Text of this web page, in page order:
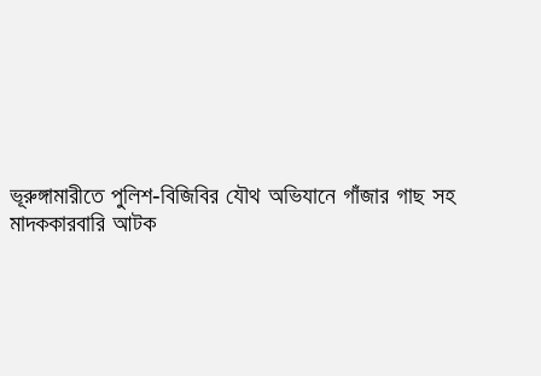
ভূরুঙ্গামারীতে পুলিশ-বিজিবির যৌথ অভিযানে গাঁজার গাছ সহ
মাদককারবারি আটক